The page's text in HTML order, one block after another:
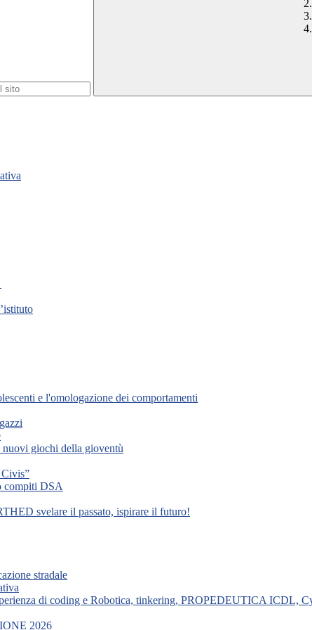
e l'omologazione dei comportamenti
giochi della gioventù
compiti DSA
svelare il passato, ispirare il futuro!
stradale
di coding e Robotica, tinkering, PROPEDEUTICA ICDL,
2026